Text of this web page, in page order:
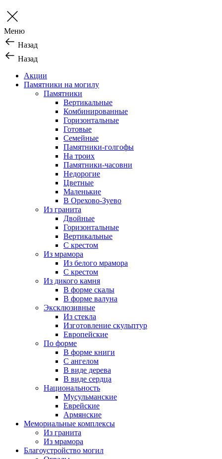
Меню
Назад
Назад
Акции
Памятники на могилу
Памятники
Вертикальные
Комбинированные
Горизонтальные
Готовые
Семейные
Памятники-голгофы
На троих
Памятники-часовни
Недорогие
Цветные
Маленькие
В Орехово-Зуево
Из гранита
Двойные
Горизонтальные
Вертикальные
С крестом
Из мрамора
Из белого мрамора
С крестом
Из дикого камня
В форме скалы
В форме валуна
Эксклюзивные
Из стекла
Изготовление скульптур
Европейские
По форме
В форме книги
С ангелом
В виде дерева
В виде сердца
Национальность
Мусульманские
Еврейские
Армянские
Мемориальные комплексы
Из гранита
Из мрамора
Благоустройство могил